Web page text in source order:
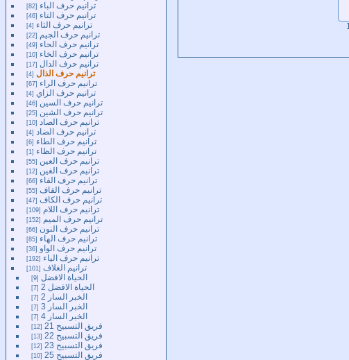
ترانيم حرف الباء 82
ترانيم حرف التاء 46
ترانيم حرف الثاء 4
ترانيم حرف الجيم 22
ترانيم حرف الحاء 49
ترانيم حرف الخاء 10
ترانيم حرف الدال 17
ترانيم حرف الذال 4
ترانيم حرف الراء 67
ترانيم حرف الزاي 4
ترانيم حرف السين 46
ترانيم حرف الشين 25
ترانيم حرف الصاد 10
ترانيم حرف الضاد 4
ترانيم حرف الطاء 6
ترانيم حرف الظاء 1
ترانيم حرف العين 55
ترانيم حرف الغين 12
ترانيم حرف الفاء 66
ترانيم حرف القاف 55
ترانيم حرف الكاف 47
ترانيم حرف اللام 109
ترانيم حرف الميم 152
ترانيم حرف النون 66
ترانيم حرف الهاء 85
ترانيم حرف الواو 36
ترانيم حرف الياء 192
ترانيم الغلاف 101
الحياة الافضل 9
الحياة الافضل 2 7
الخبر السار 2 7
الخبر السار 3 7
الخبر السار 4 7
فريق التسبيح 21 12
فريق التسبيح 22 13
فريق التسبيح 23 12
فريق التسبيح 25 10